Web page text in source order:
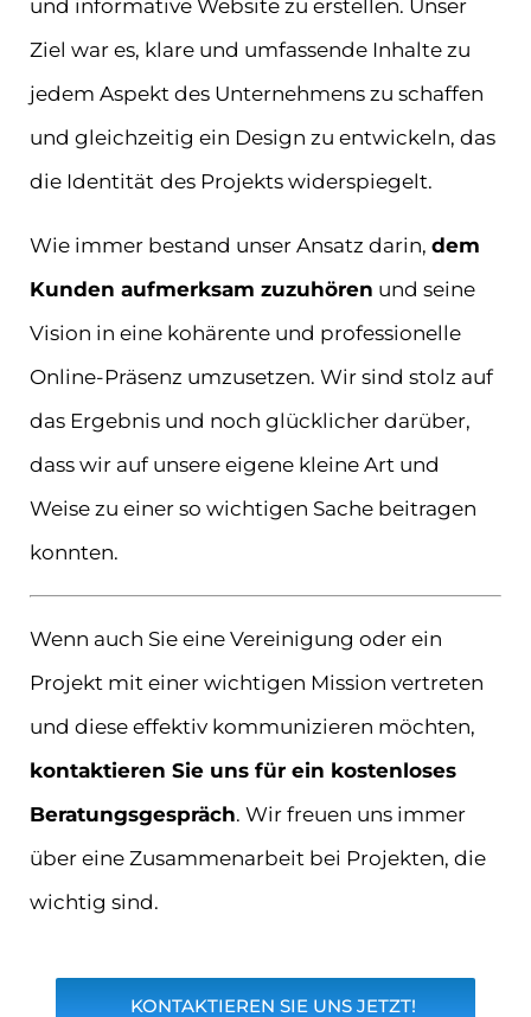
und informative Website zu erstellen. Unser
Ziel war es, klare und umfassende Inhalte zu
jedem Aspekt des Unternehmens zu schaffen
und gleichzeitig ein Design zu entwickeln, das
die Identität des Projekts widerspiegelt.
Wie immer bestand unser Ansatz darin, dem
Kunden aufmerksam zuzuhören und seine
Vision in eine kohärente und professionelle
Online-Präsenz umzusetzen. Wir sind stolz auf
das Ergebnis und noch glücklicher darüber,
dass wir auf unsere eigene kleine Art und
Weise zu einer so wichtigen Sache beitragen
konnten.
Wenn auch Sie eine Vereinigung oder ein
Projekt mit einer wichtigen Mission vertreten
und diese effektiv kommunizieren möchten,
kontaktieren Sie uns für ein kostenloses
Beratungsgespräch. Wir freuen uns immer
über eine Zusammenarbeit bei Projekten, die
wichtig sind.
KONTAKTIEREN SIE UNS JETZT!